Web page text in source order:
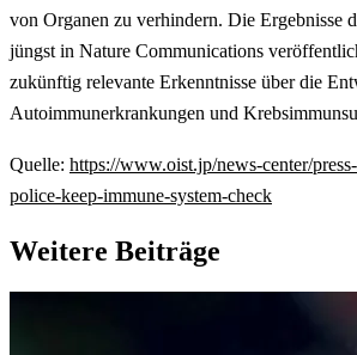
von Organen zu verhindern. Die Ergebnisse
jüngst in Nature Communications
zukünftig relevante Erkenntnisse über die
Autoimmunerkrankungen und
Quelle: https://www.oist.jp/news-center/
police-keep-immune-system-check
Weitere Beiträge